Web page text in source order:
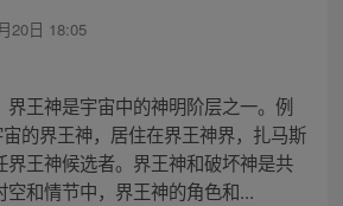
20日 18:05
界王神是宇宙中的神明阶层之一。例
的界王神，居住在界王神界，扎马斯
界王神候选者。界王神和破坏神是共
空和情节中，界王神的角色和...